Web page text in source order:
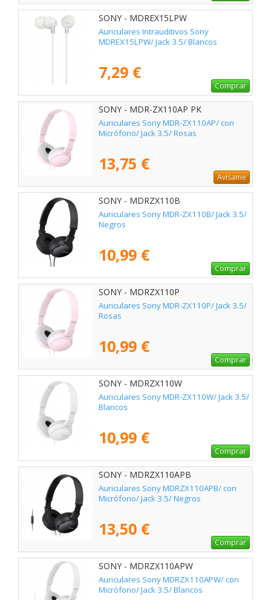
SONY - MDREX15LPW
Auriculares Intrauditivos Sony
MDREX15LPW/ Jack 3.5/ Blancos
7,29 €
Comprar
SONY - MDR-ZX110AP PK
Auriculares Sony MDR-ZX110AP/ con
Micrófono/ Jack 3.5/ Rosas
13,75 €
Avísame
SONY - MDRZX110B
Auriculares Sony MDR-ZX110B/ Jack 3.5/
Negros
10,99 €
Comprar
SONY - MDRZX110P
Auriculares Sony MDR-ZX110P/ Jack 3.5/
Rosas
10,99 €
Comprar
SONY - MDRZX110W
Auriculares Sony MDR-ZX110W/ Jack 3.5/
Blancos
10,99 €
Comprar
SONY - MDRZX110APB
Auriculares Sony MDRZX110APB/ con
Micrófono/ Jack 3.5/ Negros
13,50 €
Comprar
SONY - MDRZX110APW
Auriculares Sony MDRZX110APW/ con
Micrófono/ Jack 3.5/ Blancos